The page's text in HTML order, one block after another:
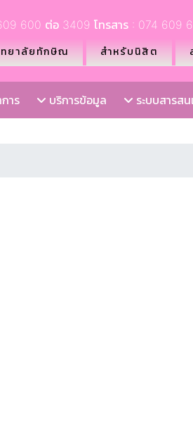
600 ต่อ 3409 โทรสาร : 074 609
ทยาลัยทักษิณ สำหรับนิสิต
าร บริการข้อมูล ระบบสารส